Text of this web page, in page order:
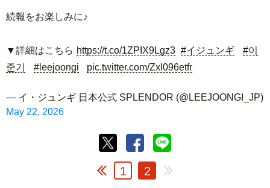
続報をお楽しみに♪
▼詳細はこちら https://t.co/1ZPIX9Lgz3 #イジュンギ
#이
준기
#leejoongi pic.twitter.com/ZxI096etfr
— イ・ジュンギ 日本公式 SPLENDOR (@LEEJOONGI_JP)
May 22, 2026
1 2